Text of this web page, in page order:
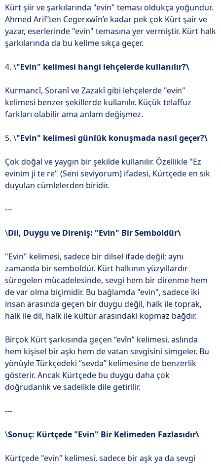
Kürt şiir ve şarkılarında "evin" teması oldukça yoğundur.
Ahmed Arif’ten Cegerxwîn’e kadar pek çok Kürt şair ve
yazar, eserlerinde "evin" temasına yer vermiştir. Kürt halk
şarkılarında da bu kelime sıkça geçer.
4. \"Evin" kelimesi hangi lehçelerde kullanılır?\
Kurmancî, Soranî ve Zazakî gibi lehçelerde "evin"
kelimesi benzer şekillerde kullanılır. Küçük telaffuz
farkları olabilir ama anlam değişmez.
5. \"Evin" kelimesi günlük konuşmada nasıl geçer?\
Çok doğal ve yaygın bir şekilde kullanılır. Özellikle "Ez
evinim ji te re" (Seni seviyorum) ifadesi, Kürtçede en sık
duyulan cümlelerden biridir.
---
\Dil, Duygu ve Direniş: "Evin" Bir Semboldür\
"Evin" kelimesi, sadece bir dilsel ifade değil; aynı
zamanda bir semboldür. Kürt halkının yüzyıllardır
süregelen mücadelesinde, sevgi hem bir direnme hem
de var olma biçimidir. Bu bağlamda "evin", sadece iki
insan arasında geçen bir duygu değil, halk ile toprak,
halk ile dil, halk ile kültür arasındaki kopmaz bağdır.
Birçok Kürt şarkısında geçen “evîn” kelimesi, aslında
hem kişisel bir aşkı hem de vatan sevgisini simgeler. Bu
yönüyle Türkçedeki “sevda” kelimesine de benzerlik
gösterir. Ancak Kürtçede bu duygu daha çok
doğrudanlık ve sadelikle dile getirilir.
---
\Sonuç: Kürtçede "Evin" Bir Kelimeden Fazlasıdır\
Kürtçede "evin" kelimesi, sadece bir aşk ya da sevgi